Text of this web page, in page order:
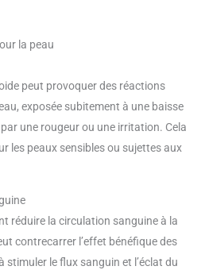
la peau
peut provoquer des réactions
exposée subitement à une baisse
une rougeur ou une irritation. Cela
les peaux sensibles ou sujettes aux
réduire la circulation sanguine à la
contrecarrer l’effet bénéfique des
le flux sanguin et l’éclat du